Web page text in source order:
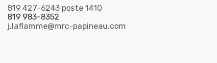
819 427-6243 poste 1410
819 983-8352
j.laflamme@mrc-papineau.com